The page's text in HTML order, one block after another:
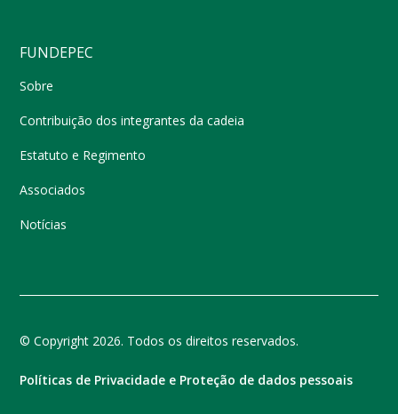
FUNDEPEC
Sobre
Contribuição dos integrantes da cadeia
Estatuto e Regimento
Associados
Notícias
© Copyright 2026. Todos os direitos reservados.
Políticas de Privacidade e Proteção de dados pessoais